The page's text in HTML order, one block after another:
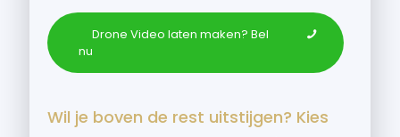
Drone Video laten maken? Bel
nu
Wil je boven de rest uitstijgen? Kies